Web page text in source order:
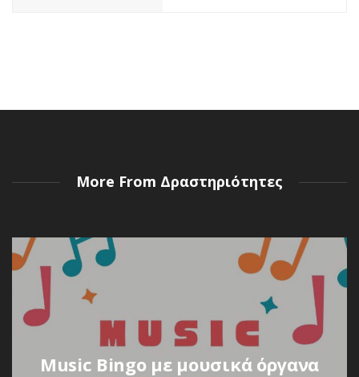
More From Δραστηριότητες
Music Bingo με μουσικά όργανα
Ψυχογιός
Πόσες φορές έχετε ακούσει το “Βαριέμαι” αυτό το καλοκαίρι;
απεγνωσμένα κάτι να κάνει....
Read More